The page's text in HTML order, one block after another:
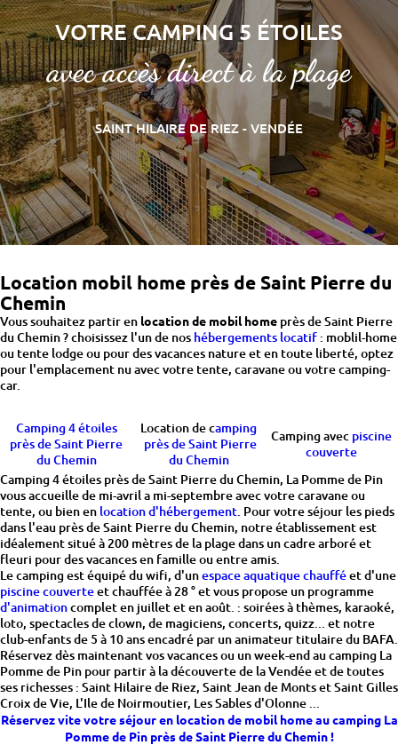
VOTRE CAMPING 5 ÉTOILES
avec accès direct à la plage
SAINT HILAIRE DE RIEZ - VENDÉE
Location mobil home près de Saint Pierre du
Chemin
Vous souhaitez partir en location de mobil home près de Saint Pierre
du Chemin ? choisissez l'un de nos hébergements locatif: moblil-home
ou tente lodge ou pour des vacances nature et en toute liberté, optez
pour l'emplacement nu avec votre tente, caravane ou votre camping-
car.
Camping 4 étoiles
près de Saint Pierre
du Chemin
Location de camping
près de Saint Pierre
du Chemin
Camping avec piscine
couverte
Camping 4 étoiles près de Saint Pierre du Chemin, La Pomme de Pin
vous accueille de mi-avril a mi-septembre avec votre caravane ou
tente, ou bien en location d'hébergement. Pour votre séjour les pieds
dans l'eau près de Saint Pierre du Chemin, notre établissement est
idéalement situé à 200 mètres de la plage dans un cadre arboré et
fleuri pour des vacances en famille ou entre amis.
Le camping est équipé du wifi, d'unespace aquatique chaufféet d'une
piscine couverteet chauffée à 28 ° et vous propose un programme
d'animationcomplet en juillet et en août. : soirées à thèmes, karaoké,
loto, spectacles de clown, de magiciens, concerts, quizz... et notre
club-enfants de 5 à 10 ans encadré par un animateur titulaire du BAFA.
Réservez dès maintenant vos vacances ou un week-end au camping La
Pomme de Pin pour partir à la découverte de la Vendée et de toutes
ses richesses : Saint Hilaire de Riez, Saint Jean de Monts et Saint Gilles
Croix de Vie, L'Ile de Noirmoutier, Les Sables d'Olonne ...
Réservez vite votre séjour en location de mobil home au camping La
Pomme de Pin près de Saint Pierre du Chemin !